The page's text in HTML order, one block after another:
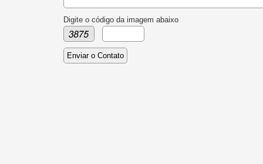
Digite o código da imagem abaixo